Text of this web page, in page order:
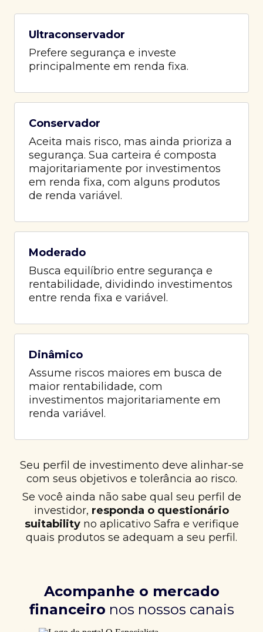
Ultraconservador
Prefere segurança e investe
principalmente em renda fixa.
Conservador
Aceita mais risco, mas ainda prioriza a
segurança. Sua carteira é composta
majoritariamente por investimentos
em renda fixa, com alguns produtos
de renda variável.
Moderado
Busca equilíbrio entre segurança e
rentabilidade, dividindo investimentos
entre renda fixa e variável.
Dinâmico
Assume riscos maiores em busca de
maior rentabilidade, com
investimentos majoritariamente em
renda variável.
Seu perfil de investimento deve alinhar-se
com seus objetivos e tolerância ao risco.
Se você ainda não sabe qual seu perfil de
investidor, responda o questionário
suitabilityno aplicativo Safra e verifique
quais produtos se adequam a seu perfil.
Acompanhe o mercado
financeiro nos nossos canais